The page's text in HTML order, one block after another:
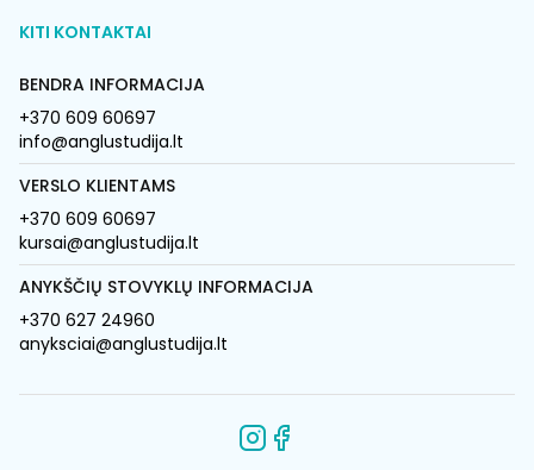
KITI KONTAKTAI
BENDRA INFORMACIJA
+370 609 60697
info@anglustudija.lt
VERSLO KLIENTAMS
+370 609 60697
kursai@anglustudija.lt
ANYKŠČIŲ STOVYKLŲ INFORMACIJA
+370 627 24960
anyksciai@anglustudija.lt